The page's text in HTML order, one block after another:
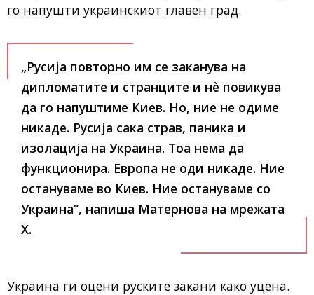
го напушти украинскиот главен град.
„Русија повторно им се заканува на
дипломатите и странците и нè повикува
да го напуштиме Киев. Но, ние не одиме
никаде. Русија сака страв, паника и
изолација на Украина. Тоа нема да
функционира. Европа не оди никаде. Ние
остануваме во Киев. Ние остануваме со
Украина“, напиша Матернова на мрежата
X.
Украина ги оцени руските закани како уцена.